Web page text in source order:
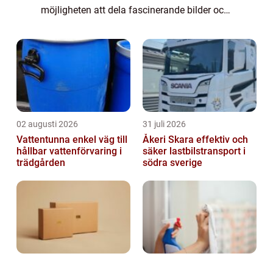
möjligheten att dela fascinerande bilder och
inom forskning, ...
02 augusti 2026
Vattentunna enkel väg till
hållbar vattenförvaring i
trädgården
31 juli 2026
Åkeri Skara effektiv och
säker lastbilstransport i
södra sverige